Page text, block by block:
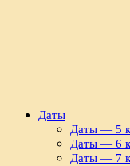
Даты
Даты — 5
Даты — 6
Даты — 7